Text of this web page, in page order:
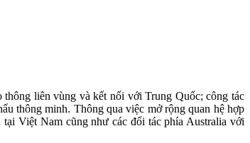
liên vùng và kết nối với Trung Quốc; công tác
thông minh. Thông qua việc mở rộng quan hệ hợp
Việt Nam cũng như các đối tác phía Australia với